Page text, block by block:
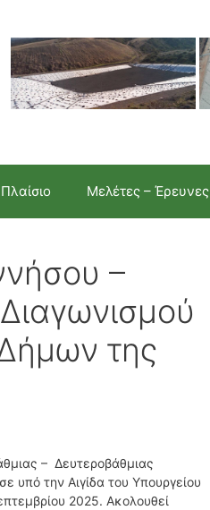
Μελέτες – Έρευνες
–
της
– Δευτεροβάθμιας
υπό την Αιγίδα του Υπουργείου
2025. Ακολουθεί